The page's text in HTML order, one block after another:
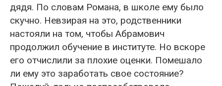
дядя. По словам Романа, в школе ему было
скучно. Невзирая на это, родственники
настояли на том, чтобы Абрамович
продолжил обучение в институте. Но вскоре
его отчислили за плохие оценки. Помешало
ли ему это заработать свое состояние?